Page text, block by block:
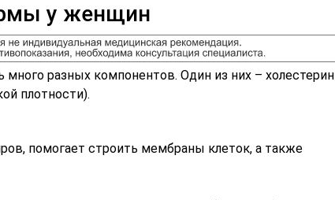
у женщин
много разных компонентов. Один из них – холестерин
плотности).
помогает строить мембраны клеток, а также